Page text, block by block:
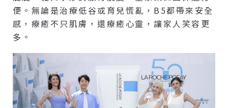
便。無論是治療低谷或育兒慌亂，B5都帶來安全
感，療癒不只肌膚，還療癒心靈，讓家人笑容更
多。